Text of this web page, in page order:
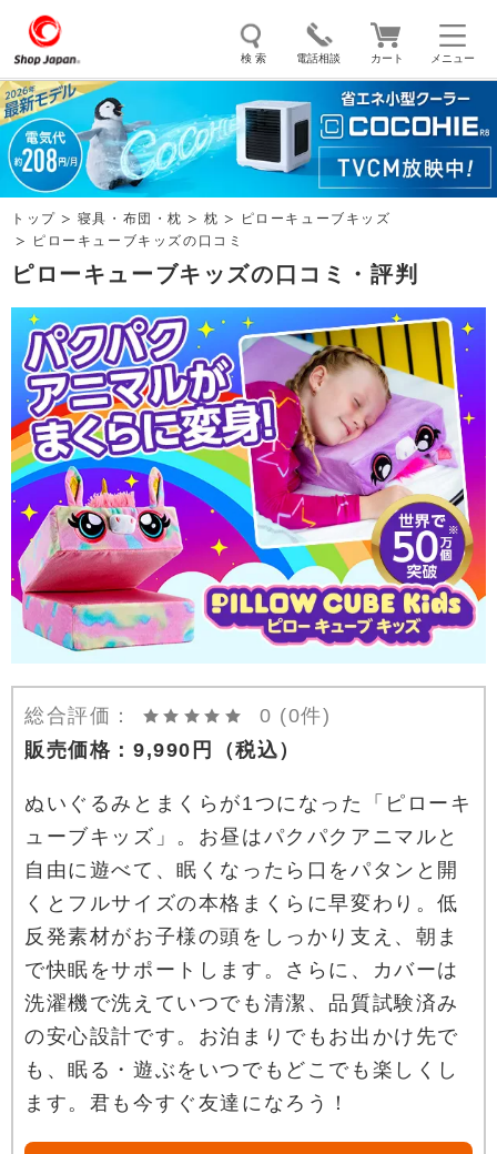
メニュー
検 索 電話相談 カート
トゥルースリーパー ソイリッチ ここひえ 枕
掃除機 クッキングプロ マイキュット
エアコン オーラルスマイル
トップ 寝具・布団・枕 枕
ピローキューブキッズ
ピローキューブキッズの口コミ
ピローキューブキッズの口コミ・評判
総合評価： 0 (0件)
販売価格： 9,990 円 （税込）
ぬいぐるみとまくらが1つになった「ピローキ
ューブキッズ」。お昼はパクパクアニマルと
自由に遊べて、眠くなったら口をパタンと開
くとフルサイズの本格まくらに早変わり。低
反発素材がお子様の頭をしっかり支え、朝ま
で快眠をサポートします。さらに、カバーは
洗濯機で洗えていつでも清潔、品質試験済み
の安心設計です。お泊まりでもお出かけ先で
も、眠る・遊ぶをいつでもどこでも楽しくし
ます。君も今すぐ友達になろう！